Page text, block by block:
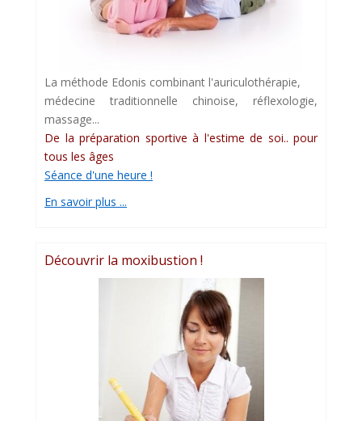
La méthode Edonis combinant l'auriculothérapie,
médecine traditionnelle chinoise, réflexologie,
massage...
De la préparation sportive à l'estime de soi.. pour
tous les âges
Séance d'une heure !
En savoir plus ...
Découvrir la moxibustion !